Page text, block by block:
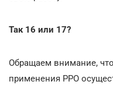
Так 16 или 17?
Обращаем внимание,
применения РРО